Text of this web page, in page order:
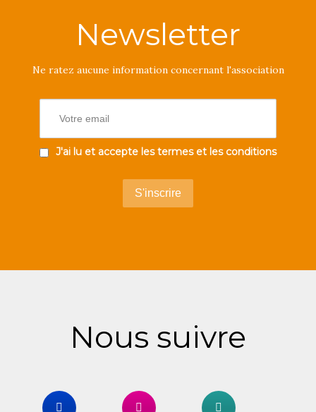
Newsletter
Ne ratez aucune information concernant l'association
J'ai lu et accepte les termes et les conditions
Nous suivre